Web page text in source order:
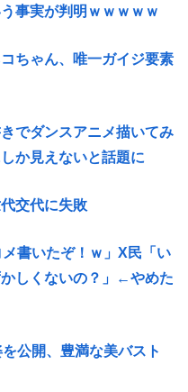
事実が判明ｗｗｗｗｗ
ちゃん、唯一ガイジ要素
でダンスアニメ描いてみ
か見えないと話題に
交代に失敗
書いたぞ！ｗ」X民「い
しくないの？」←やめた
公開、豊満な美バスト